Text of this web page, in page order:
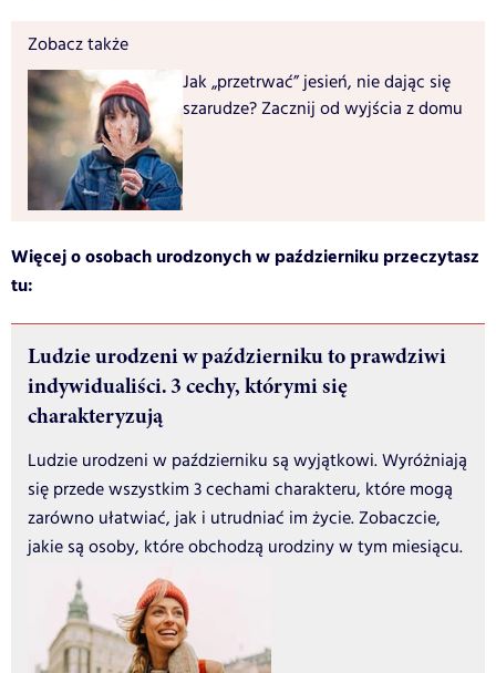
Zobacz także
Jak „przetrwać” jesień, nie dając się
szarudze? Zacznij od wyjścia z domu
Więcej o osobach urodzonych w październiku przeczytasz
tu:
Ludzie urodzeni w październiku to prawdziwi
indywidualiści. 3 cechy, którymi się
charakteryzują
Ludzie urodzeni w październiku są wyjątkowi. Wyróżniają
się przede wszystkim 3 cechami charakteru, które mogą
zarówno ułatwiać, jak i utrudniać im życie. Zobaczcie,
jakie są osoby, które obchodzą urodziny w tym miesiącu.